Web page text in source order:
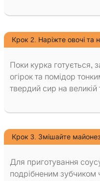
Крок 2. Наріжте овочі та
Поки курка готується,
огірок та помідор
твердий сир на великій
Крок 3. Змішайте
Для приготування
подрібненим зубчиком